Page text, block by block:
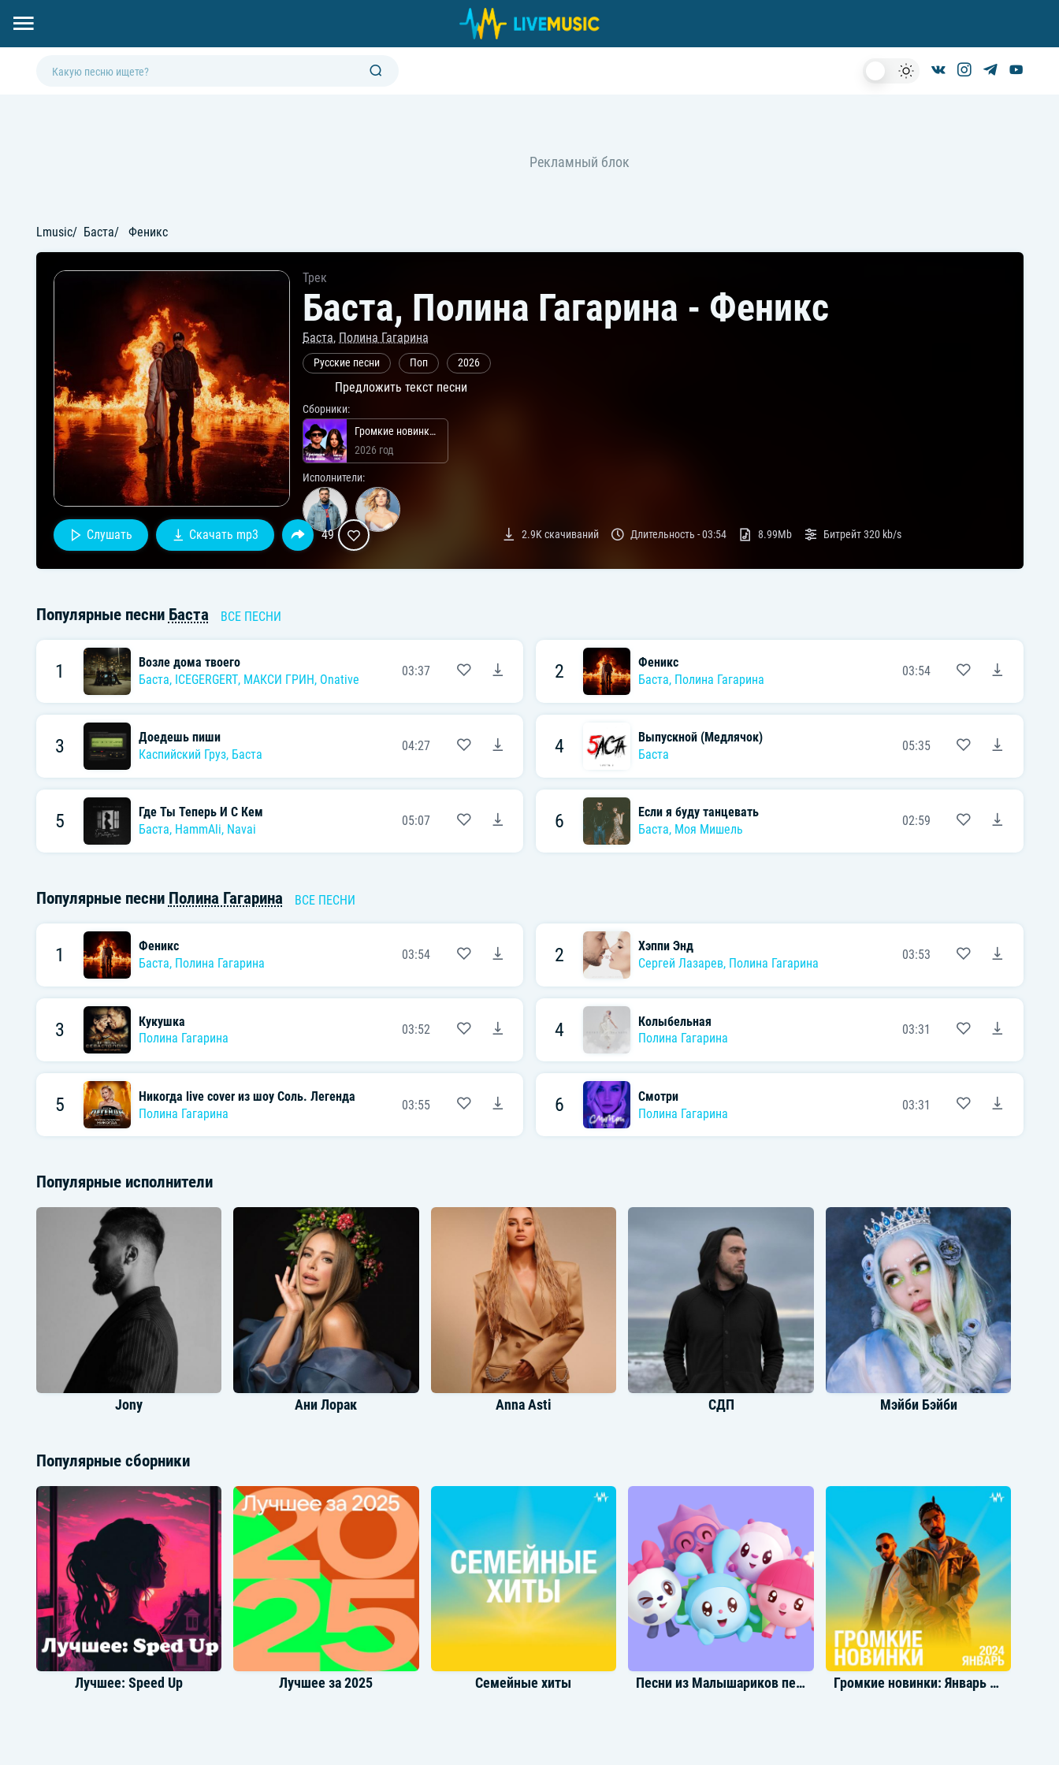
Lmusic Баста Феникс
Трек
Баста, Полина Гагарина - Феникс
Баста, Полина Гагарина
Русские песни Поп 2026
Предложить текст песни
Сборники:
Громкие новинки: Июль 2026
2026 год
Исполнители:
Слушать Скачать mp3 49 2.9Kскачиваний Длительность -03:54 8.99Mb Битрейт320 kb/s
Популярные песни Баста ВСЕ ПЕСНИ
1
Возле дома твоего
Баста, ICEGERGERT, МАКСИ ГРИН, Onative
03:37 2
Феникс
Баста, Полина Гагарина
03:54
3
Доедешь пиши
Каспийский Груз, Баста
04:27 4
Выпускной (Медлячок)
Баста
05:35
5
Где Ты Теперь И С Кем
Баста, HammAli, Navai
05:07 6
Если я буду танцевать
Баста, Моя Мишель
02:59
Популярные песни Полина Гагарина ВСЕ ПЕСНИ
1
Феникс
Баста, Полина Гагарина
03:54 2
Хэппи Энд
Сергей Лазарев, Полина Гагарина
03:53
3
Кукушка
Полина Гагарина
03:52 4
Колыбельная
Полина Гагарина
03:31
5
Никогда live cover из шоу Соль. Легенда
Полина Гагарина
03:55 6
Смотри
Полина Гагарина
03:31
Популярные исполнители
Jony Ани Лорак Anna Asti СДП Мэйби Бэйби
Елена Темникова Raim Стас Михайлов Егор Крид Shaman
Популярные сборники
Лучшее: Speed Up Лучшее за 2025 Семейные хиты Песни из Малышариков песни из мультфильма Громкие новинки: Январь 2024